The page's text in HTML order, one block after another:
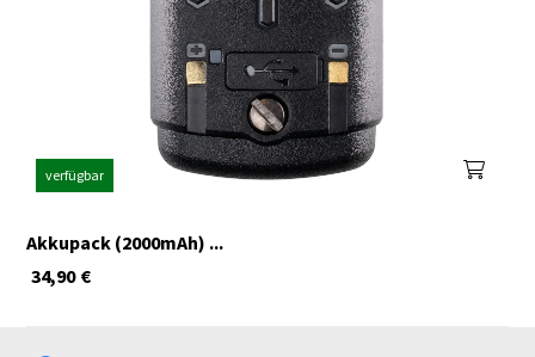
verfügbar
Akkupack (2000mAh) ...
€
34,90